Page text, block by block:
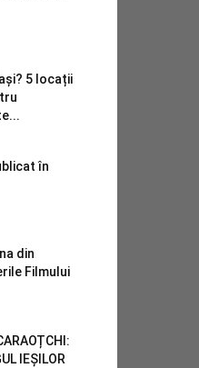
5 locații
în
din
Filmului
IEȘILOR